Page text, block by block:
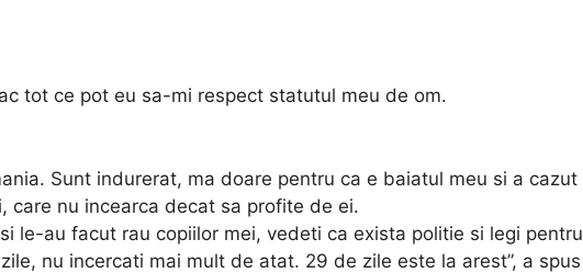
tot ce pot eu sa-mi respect statutul meu de om.
Sunt indurerat, ma doare pentru ca e baiatul meu si a cazut
care nu incearca decat sa profite de ei.
le-au facut rau copiilor mei, vedeti ca exista politie si legi pentru
nu incercati mai mult de atat. 29 de zile este la arest”, a spus